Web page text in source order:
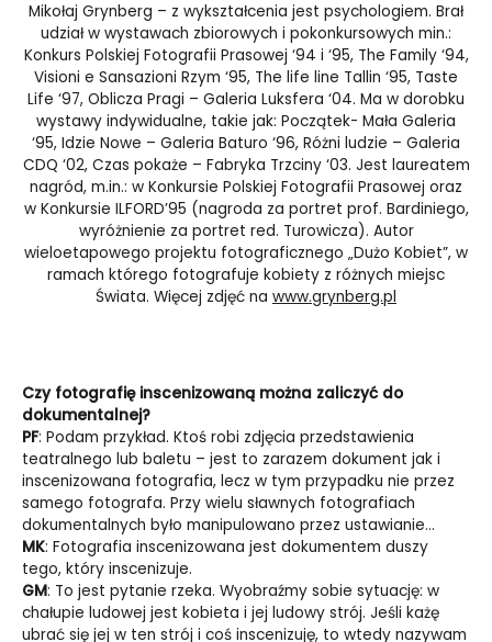
Mikołaj Grynberg – z wykształcenia jest psychologiem. Brał
udział w wystawach zbiorowych i pokonkursowych min.:
Konkurs Polskiej Fotografii Prasowej ‘94 i ‘95, The Family ‘94,
Visioni e Sansazioni Rzym ‘95, The life line Tallin ‘95, Taste
Life ‘97, Oblicza Pragi – Galeria Luksfera ‘04. Ma w dorobku
wystawy indywidualne, takie jak: Początek- Mała Galeria
‘95, Idzie Nowe – Galeria Baturo ‘96, Różni ludzie – Galeria
CDQ ‘02, Czas pokaże – Fabryka Trzciny ‘03. Jest laureatem
nagród, m.in.: w Konkursie Polskiej Fotografii Prasowej oraz
w Konkursie ILFORD’95 (nagroda za portret prof. Bardiniego,
wyróżnienie za portret red. Turowicza). Autor
wieloetapowego projektu fotograficznego „Dużo Kobiet”, w
ramach którego fotografuje kobiety z różnych miejsc
Świata. Więcej zdjęć na www.grynberg.pl
Czy fotografię inscenizowaną można zaliczyć do
dokumentalnej?
PF: Podam przykład. Ktoś robi zdjęcia przedstawienia
teatralnego lub baletu – jest to zarazem dokument jak i
inscenizowana fotografia, lecz w tym przypadku nie przez
samego fotografa. Przy wielu sławnych fotografiach
dokumentalnych było manipulowano przez ustawianie…
MK: Fotografia inscenizowana jest dokumentem duszy
tego, który inscenizuje.
GM: To jest pytanie rzeka. Wyobraźmy sobie sytuację: w
chałupie ludowej jest kobieta i jej ludowy strój. Jeśli każę
ubrać się jej w ten strój i coś inscenizuję, to wtedy nazywam